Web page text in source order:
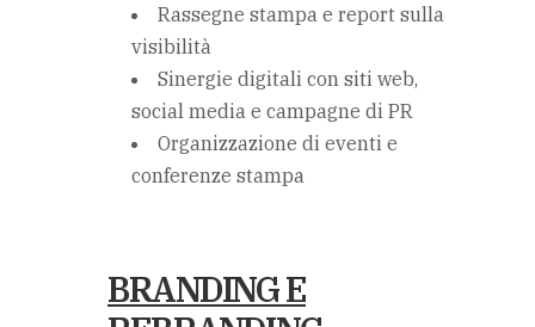
Rassegne stampa e report sulla
visibilità
Sinergie digitali con siti web,
social media e campagne di PR
Organizzazione di eventi e
conferenze stampa
BRANDING E